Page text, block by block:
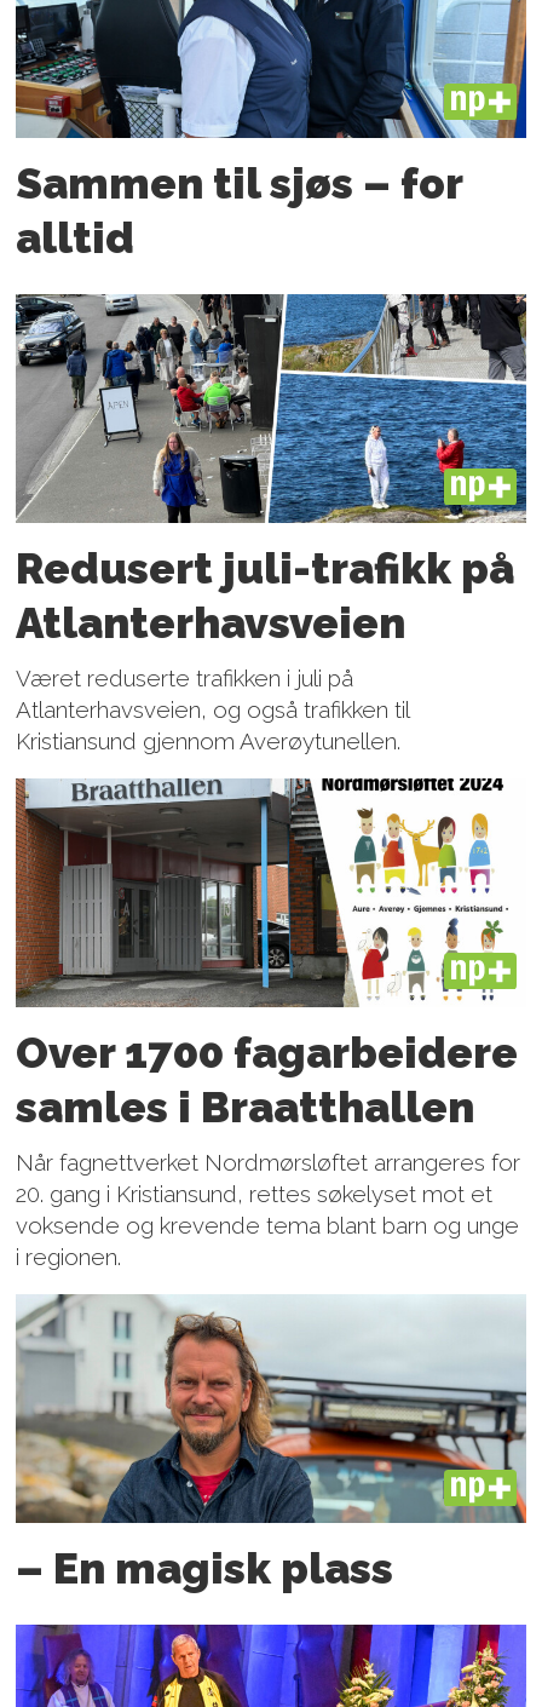
PLUS
Sammen til sjøs – for
alltid
PLUS
Redusert juli-trafikk på
Atlanter­havsveien
Været reduserte trafikken i juli på
Atlanterhavsveien, og også trafikken til
Kristiansund gjennom Averøytunellen.
PLUS
Over 1700 fagarbeidere
samles i Braatthallen
Når fagnettverket Nordmørsløftet arrangeres for
20. gang i Kristiansund, rettes søkelyset mot et
voksende og krevende tema blant barn og unge
i regionen.
PLUS
– En magisk plass